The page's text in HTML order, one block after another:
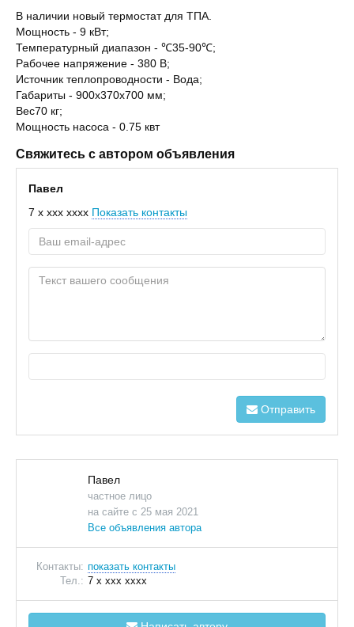
В наличии новый термостат для ТПА.
Мощность - 9 кВт;
Температурный диапазон - ℃35-90℃;
Рабочее напряжение - 380 В;
Источник теплопроводности - Вода;
Габариты - 900х370х700 мм;
Вес70 кг;
Мощность насоса - 0.75 квт
Свяжитесь с автором объявления
Павел
7 x xxx xxxx Показать контакты
Отправить
Павел
частное лицо
на сайте с 25 мая 2021
Все объявления автора
Контакты: показать контакты
Тел.: 7 x xxx xxxx